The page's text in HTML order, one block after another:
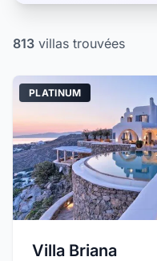
813 villas trouvées
PLATINUM
Villa Briana